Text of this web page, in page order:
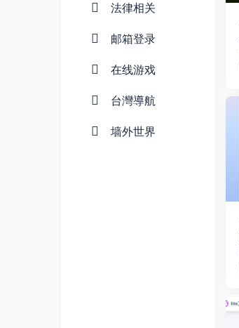
法律相关
邮箱登录
在线游戏
台灣導航
墙外世界